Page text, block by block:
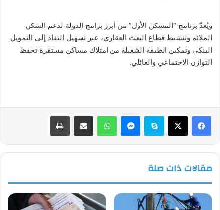
ويُعدّ برنامج “المسكن الأول” من أبرز برامج الدولة لدعم السكن
الملائم وتنشيط قطاع البعث العقاري، عبر تسهيل النفاذ إلى التمويل
البنكي وتمكين الطبقة الشغيلة من امتلاك مساكن مستقرة تحفظ
التوازن الاجتماعي والعائلي.
فيسبوك سكايب واتساب
مقالات ذات صلة